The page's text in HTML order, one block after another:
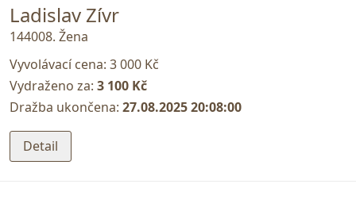
Ladislav Zívr
144008. Žena
Vyvolávací cena: 3 000 Kč
Vydraženo za: 3 100 Kč
Dražba ukončena: 27.08.2025 20:08:00
Detail